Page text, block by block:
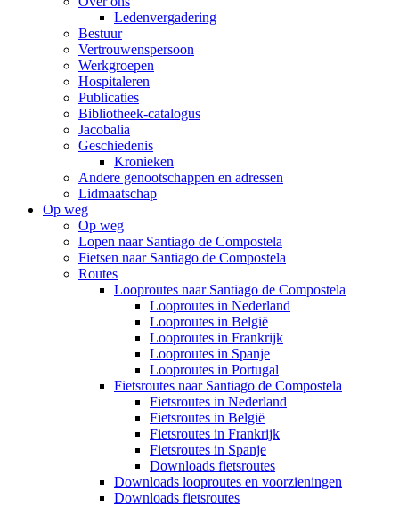
Ledenvergadering
Bestuur
Vertrouwenspersoon
Werkgroepen
Hospitaleren
Publicaties
Bibliotheek-catalogus
Jacobalia
Geschiedenis
Kronieken
Andere genootschappen en adressen
Lidmaatschap
Op weg
Op weg
Lopen naar Santiago de Compostela
Fietsen naar Santiago de Compostela
Routes
Looproutes naar Santiago de Compostela
Looproutes in Nederland
Looproutes in België
Looproutes in Frankrijk
Looproutes in Spanje
Looproutes in Portugal
Fietsroutes naar Santiago de Compostela
Fietsroutes in Nederland
Fietsroutes in België
Fietsroutes in Frankrijk
Fietsroutes in Spanje
Downloads fietsroutes
Downloads looproutes en voorzieningen
Downloads fietsroutes